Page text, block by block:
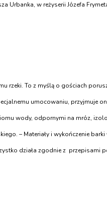
Urbanka, w reżyserii Józefa
rzeki. To z myślą o gościach
umocowaniu, przyjmuje
wody, odpornymi na mróz,
– Materiały i wykończenie barki
działa zgodnie z przepisami